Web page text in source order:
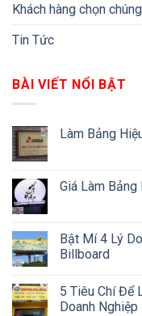
Khách hàng chọn
Tin Tức
BÀI VIẾT NỔI BẬT
Làm Bảng
Giá Làm
Bật Mí 4 Lý
Billboard
5 Tiêu Chí Để
Doanh Nghiệp